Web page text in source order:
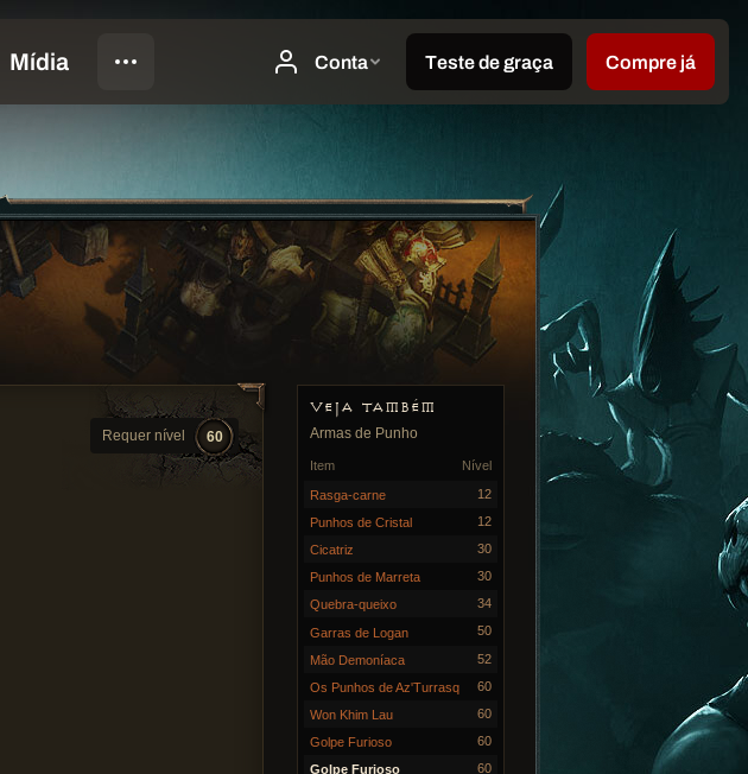
VEJA TAMBÉM
Armas de Punho
Nível
Item
Rasga-carne 12
Punhos de Cristal 12
Cicatriz 30
Punhos de Marreta 30
Quebra-queixo 34
Garras de Logan 50
Mão Demoníaca 52
Os Punhos de Az'Turrasq 60
Won Khim Lau 60
Golpe Furioso 60
Golpe Furioso 60
Requer nível 60